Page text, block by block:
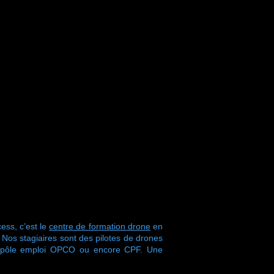
c’est lecentre de formation droneen
stagiaires sont des pilotes de drones
emploi OPCO ou encore CPF. Une